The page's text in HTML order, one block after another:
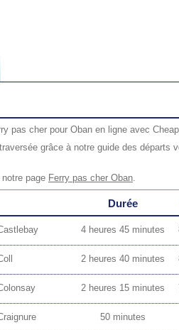
pas cher pour Oban en ligne avec
grâce à notre guide des départs
page Ferry pas cher Oban.
Durée
4 heures 45 minutes
2 heures 40 minutes
2 heures 15 minutes
50 minutes